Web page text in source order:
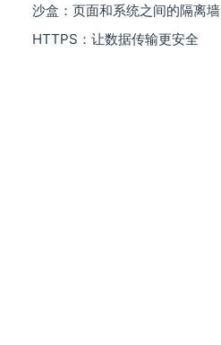
沙盒：页面和系统之间的隔离墙
HTTPS：让数据传输更安全